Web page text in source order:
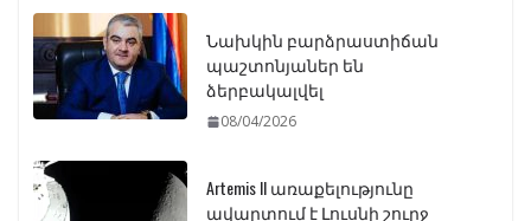
Նախկին բարձրաստիճան
պաշտոնյաներ են
ձերբակալվել
08/04/2026
Artemis II առաքելությունը
ավարտում է Լուսնի շուրջ